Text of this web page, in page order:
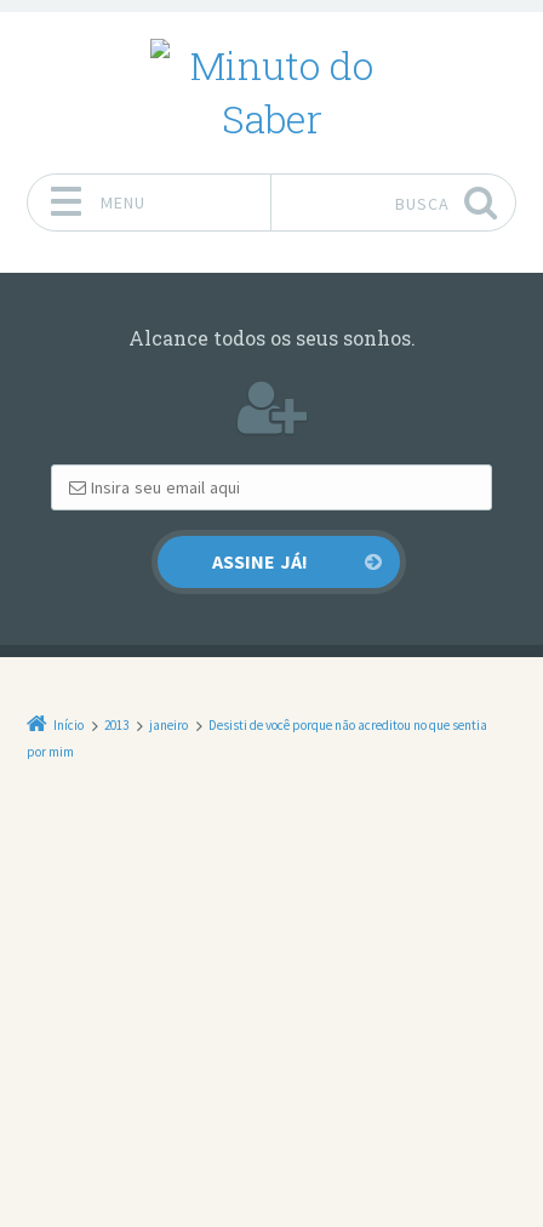
MENU BUSCA
Alcance todos os seus sonhos.
Início 2013 janeiro
Desisti de você porque não acreditou no que sentia
por mim